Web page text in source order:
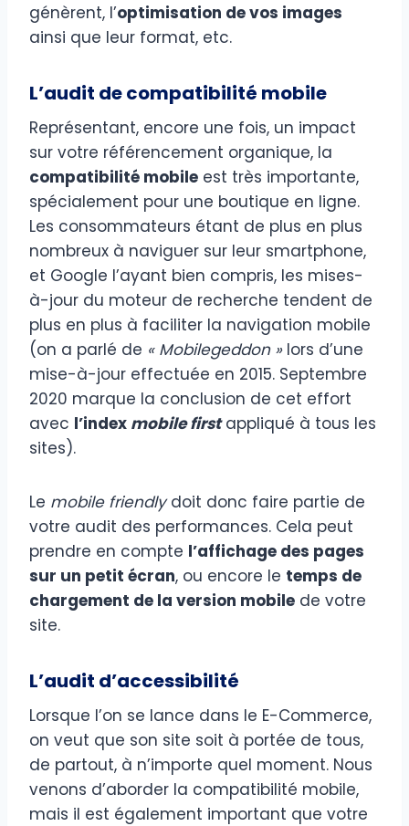
génèrent, l’optimisation de vos images
ainsi que leur format, etc.
L’audit de compatibilité mobile
Représentant, encore une fois, un impact
sur votre référencement organique, la
compatibilité mobile est très importante,
spécialement pour une boutique en ligne.
Les consommateurs étant de plus en plus
nombreux à naviguer sur leur smartphone,
et Google l’ayant bien compris, les mises-
à-jour du moteur de recherche tendent de
plus en plus à faciliter la navigation mobile
(on a parlé de « Mobilegeddon »lors d’une
mise-à-jour effectuée en 2015. Septembre
2020 marque la conclusion de cet effort
avec l’index mobile first appliqué à tous les
sites).
Le mobile friendlydoit donc faire partie de
votre audit des performances. Cela peut
prendre en compte l’affichage des pages
sur un petit écran, ou encore le temps de
chargement de la version mobile de votre
site.
L’audit d’accessibilité
Lorsque l’on se lance dans le E-Commerce,
on veut que son site soit à portée de tous,
de partout, à n’importe quel moment. Nous
venons d’aborder la compatibilité mobile,
mais il est également important que votre